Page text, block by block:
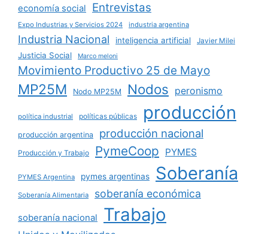
economía social Entrevistas
Expo Industrias y Servicios 2024 industria argentina
Industria Nacional inteligencia artificial Javier Milei
Justicia Social Marco meloni
Movimiento Productivo 25 de Mayo
MP25M Nodo MP25M Nodos peronismo
política industrial políticas públicas producción
producción argentina producción nacional
Producción y Trabajo PymeCoop PYMES
PYMES Argentina pymes argentinas Soberanía
Soberanía Alimentaria soberanía económica
soberanía nacional Trabajo